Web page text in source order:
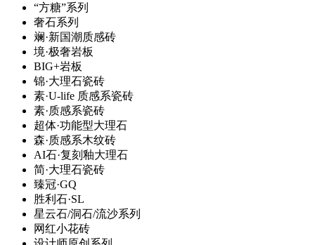
“方糖”系列
奢石系列
斓·新国潮质感砖
境·极奢岩板
BIG+岩板
锦·大理石瓷砖
素·U-life 质感系瓷砖
素·质感系瓷砖
超体·功能型大理石
森·质感系木纹砖
AI石·复刻釉大理石
简·大理石瓷砖
臻冠·GQ
胜利石·SL
星云石/洞石/流沙系列
网红小花砖